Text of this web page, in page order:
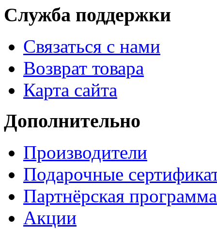
Служба поддержки
Связаться с нами
Возврат товара
Карта сайта
Дополнительно
Производители
Подарочные
Партнёрская программа
Акции